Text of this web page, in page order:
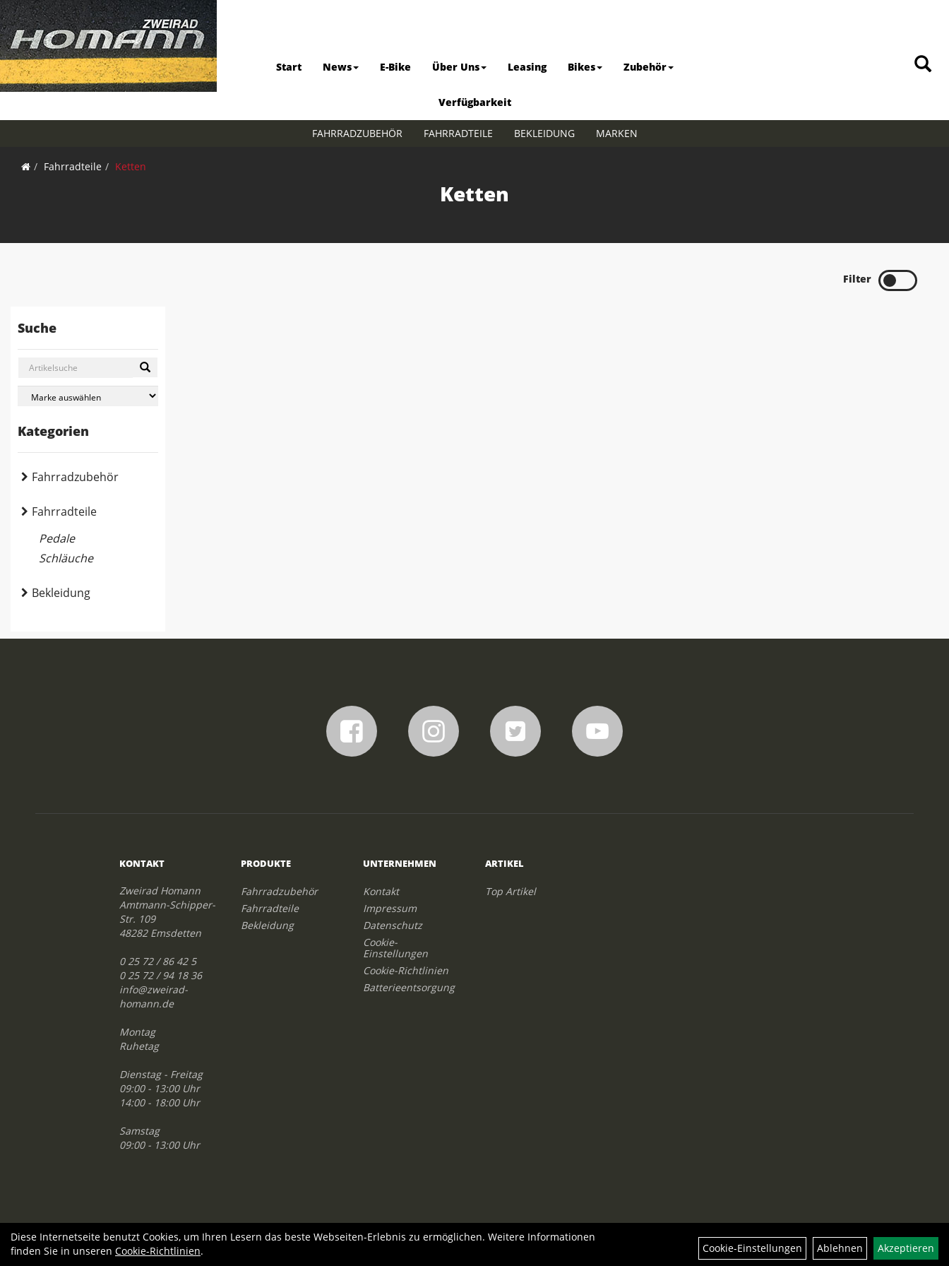
Start News E-Bike Über Uns Leasing Bikes Zubehör
Verfügbarkeit
FAHRRADZUBEHÖR FAHRRADTEILE BEKLEIDUNG MARKEN
Fahrradteile Ketten
Ketten
Suche
Kategorien
Fahrradzubehör
Fahrradteile
Pedale
Schläuche
Bekleidung
Filter
KONTAKT
Zweirad Homann
Amtmann-Schipper-
Str. 109
48282 Emsdetten
0 25 72 / 86 42 5
0 25 72 / 94 18 36
info@zweirad-
homann.de
Montag
Ruhetag
Dienstag - Freitag
09:00 - 13:00 Uhr
14:00 - 18:00 Uhr
Samstag
09:00 - 13:00 Uhr
PRODUKTE
Fahrradzubehör
Fahrradteile
Bekleidung
UNTERNEHMEN
Kontakt
Impressum
Datenschutz
Cookie-
Einstellungen
Cookie-Richtlinien
Batterieentsorgung
ARTIKEL
Top Artikel
Diese Internetseite benutzt Cookies, um Ihren Lesern das beste Webseiten-Erlebnis zu ermöglichen. Weitere Informationen
finden Sie in unseren Cookie-Richtlinien. Cookie-Einstellungen Ablehnen Akzeptieren